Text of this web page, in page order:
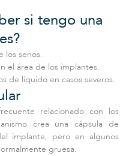
si tengo una
los senos.
el área de los implantes.
de líquido en casos severos.
relacionado con los
crea una cápsula de
implante, pero en algunos
gruesa.